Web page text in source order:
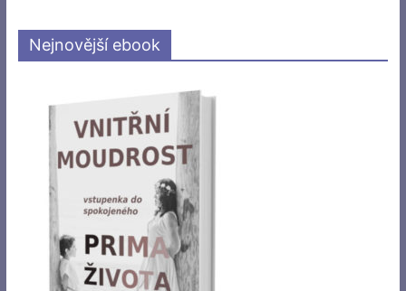
Nejnovější ebook